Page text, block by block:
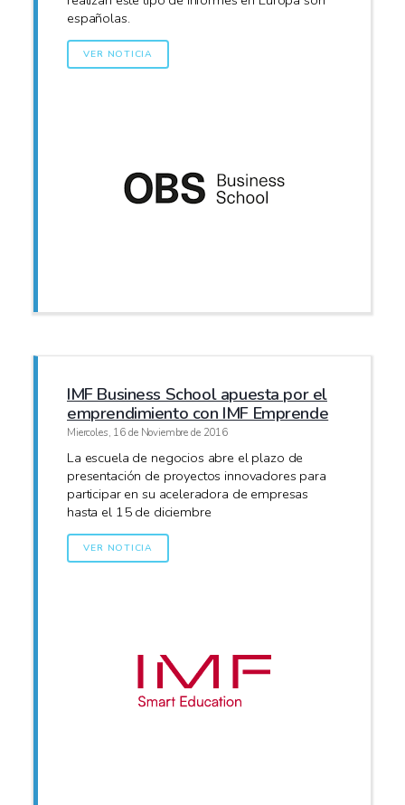
españolas.
VER NOTICIA
IMF Business School apuesta por el
emprendimiento con IMF Emprende
Miercoles, 16 de Noviembre de 2016
La escuela de negocios abre el plazo de
presentación de proyectos innovadores para
participar en su aceleradora de empresas
hasta el 15 de diciembre
VER NOTICIA